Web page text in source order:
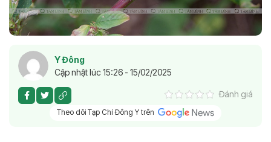
Y Đông
Cập nhật lúc 15:26 - 15/02/2025
Đánh giá
Theo dõi Tạp Chí Đông Y trên